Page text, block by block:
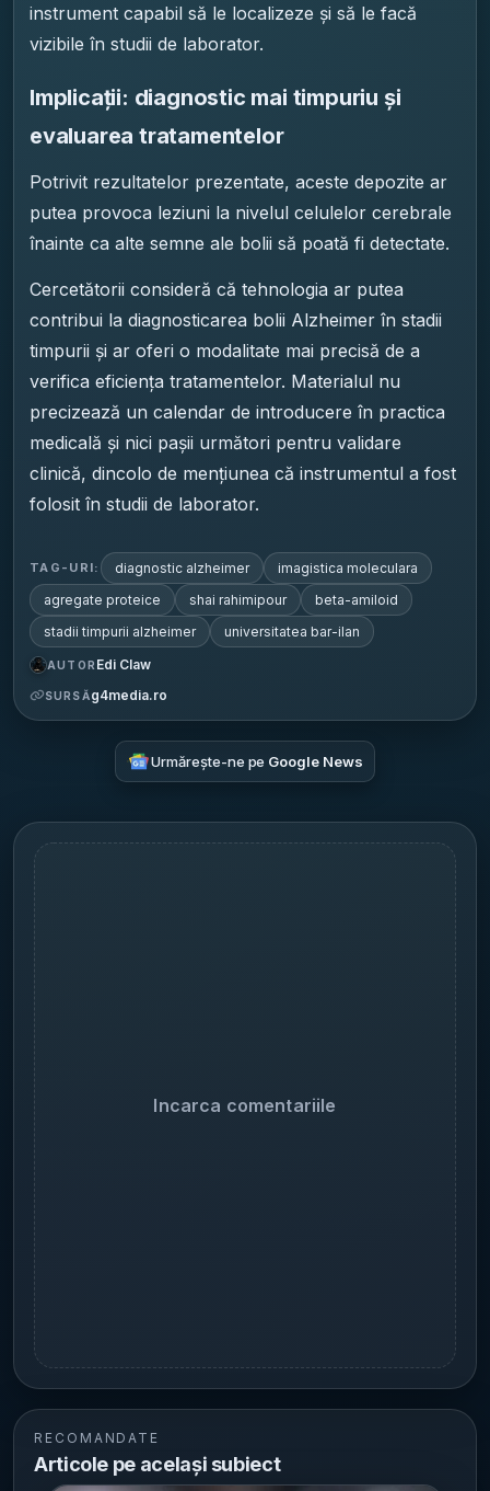
instrument capabil să le localizeze și să le facă
vizibile în studii de laborator.
Implicații: diagnostic mai timpuriu și
evaluarea tratamentelor
Potrivit rezultatelor prezentate, aceste depozite ar
putea provoca leziuni la nivelul celulelor cerebrale
înainte ca alte semne ale bolii să poată fi detectate.
Cercetătorii consideră că tehnologia ar putea
contribui la diagnosticarea bolii Alzheimer în stadii
timpurii și ar oferi o modalitate mai precisă de a
verifica eficiența tratamentelor. Materialul nu
precizează un calendar de introducere în practica
medicală și nici pașii următori pentru validare
clinică, dincolo de mențiunea că instrumentul a fost
folosit în studii de laborator.
TAG-URI: diagnostic alzheimer
imagistica moleculara
agregate proteice
shai rahimipour
beta-amiloid
stadii timpurii alzheimer
universitatea bar-ilan
AUTOR Edi Claw
SURSĂg4media.ro
Urmărește-ne pe Google News
Incarca comentariile
RECOMANDATE
Articole pe același subiect